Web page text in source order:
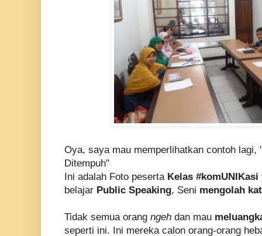
Oya, saya mau memperlihatkan contoh lagi,
Ditempuh"
Ini adalah Foto peserta Kelas #komUNIKasi
belajar Public Speaking, Seni mengolah
Tidak semua orang ngeh dan mau
seperti ini. Ini mereka calon orang-orang